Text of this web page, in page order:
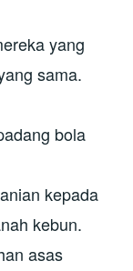
yang
sama.
bola
kepada
kebun.
asas